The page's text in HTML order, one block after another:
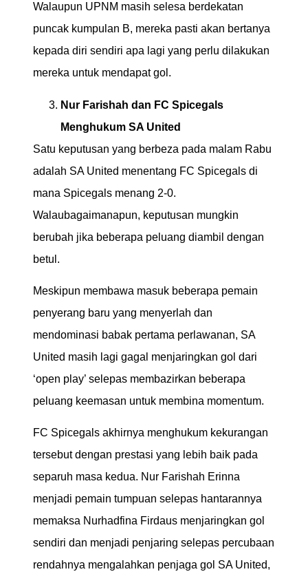
Walaupun UPNM masih selesa berdekatan
puncak kumpulan B, mereka pasti akan bertanya
kepada diri sendiri apa lagi yang perlu dilakukan
mereka untuk mendapat gol.
Nur Farishah dan FC Spicegals
Menghukum SA United
Satu keputusan yang berbeza pada malam Rabu
adalah SA United menentang FC Spicegals di
mana Spicegals menang 2-0.
Walaubagaimanapun, keputusan mungkin
berubah jika beberapa peluang diambil dengan
betul.
Meskipun membawa masuk beberapa pemain
penyerang baru yang menyerlah dan
mendominasi babak pertama perlawanan, SA
United masih lagi gagal menjaringkan gol dari
‘open play’ selepas membazirkan beberapa
peluang keemasan untuk membina momentum.
FC Spicegals akhirnya menghukum kekurangan
tersebut dengan prestasi yang lebih baik pada
separuh masa kedua. Nur Farishah Erinna
menjadi pemain tumpuan selepas hantarannya
memaksa Nurhadfina Firdaus menjaringkan gol
sendiri dan menjadi penjaring selepas percubaan
rendahnya mengalahkan penjaga gol SA United,